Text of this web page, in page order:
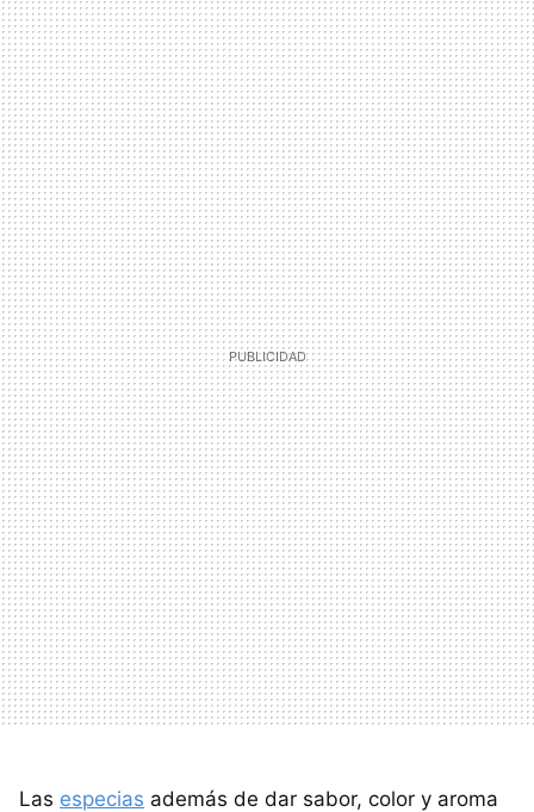
Las especias además de dar sabor, color y aroma